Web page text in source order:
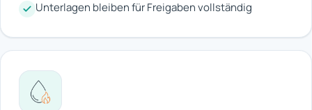
Unterlagen bleiben für Freigaben vollständig